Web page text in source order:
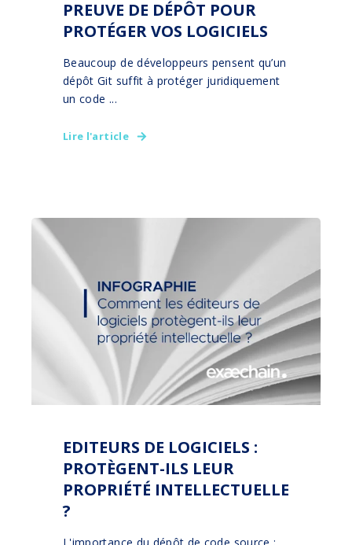
PREUVE DE DÉPÔT POUR
PROTÉGER VOS LOGICIELS
Beaucoup de développeurs pensent qu’un
dépôt Git suffit à protéger juridiquement
un code ...
Lire l'article
EDITEURS DE LOGICIELS :
PROTÈGENT-ILS LEUR
PROPRIÉTÉ INTELLECTUELLE
?